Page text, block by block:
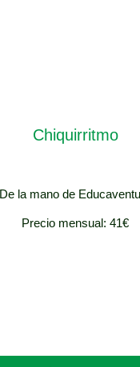
Chiquirritmo
De la mano de
Precio mensual: 41€